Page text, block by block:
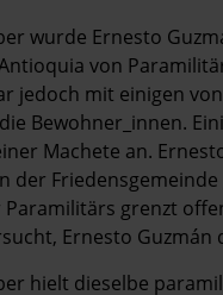
wurde Ernesto
von
jedoch mit einigen
Bewohner_innen.
Machete an.
der
grenzt
Ernesto
hielt dieselbe